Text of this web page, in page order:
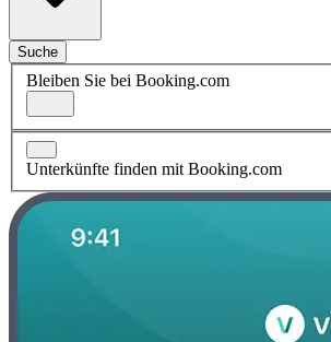
Suche
Bleiben Sie bei Booking.com
Unterkünfte finden mit Booking.com